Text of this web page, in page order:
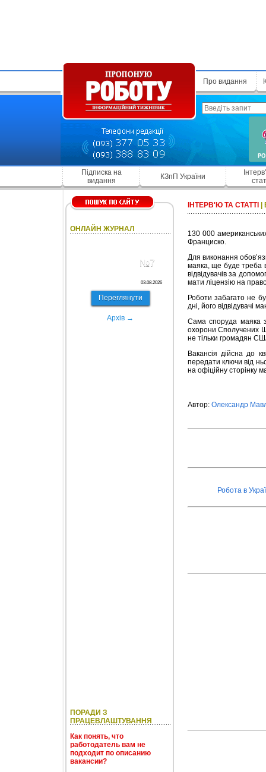
Про видання
Підписка на
видання
КЗпП України
ОНЛАЙН ЖУРНАЛ
№7
03.08.2026
Переглянути
Архів →
ПОРАДИ З
ПРАЦЕВЛАШТУВАННЯ
Как понять, что
работодатель вам не
подходит по описанию
вакансии?
ІНТЕРВ'Ю ТА СТАТТІ
130 000
Франциско.
Для виконання
маяка, ще буде треба
відвідувачів за
мати ліцензію на
Роботи забагато не
дні, його відвідувачі
Сама споруда маяка
охорони Сполучених
не тільки громадян
Вакансія дійсна до
передати ключи від
на офіційну сторінку
Автор: Олександр
Робота в